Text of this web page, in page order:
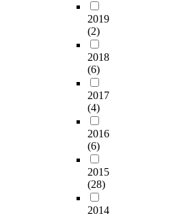
2019
(2)
2018
(6)
2017
(4)
2016
(6)
2015
(28)
2014